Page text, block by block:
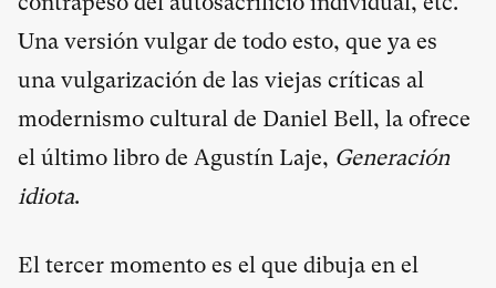
Una versión vulgar de todo esto, que ya es
una vulgarización de las viejas críticas al
modernismo cultural de Daniel Bell, la ofrece
el último libro de Agustín Laje, Generación
idiota.
El tercer momento es el que dibuja en el